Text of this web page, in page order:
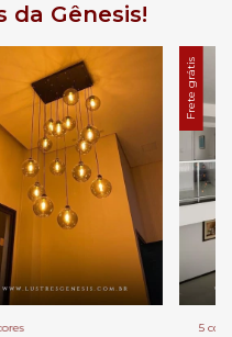
da Gênesis!
Frete grátis
5